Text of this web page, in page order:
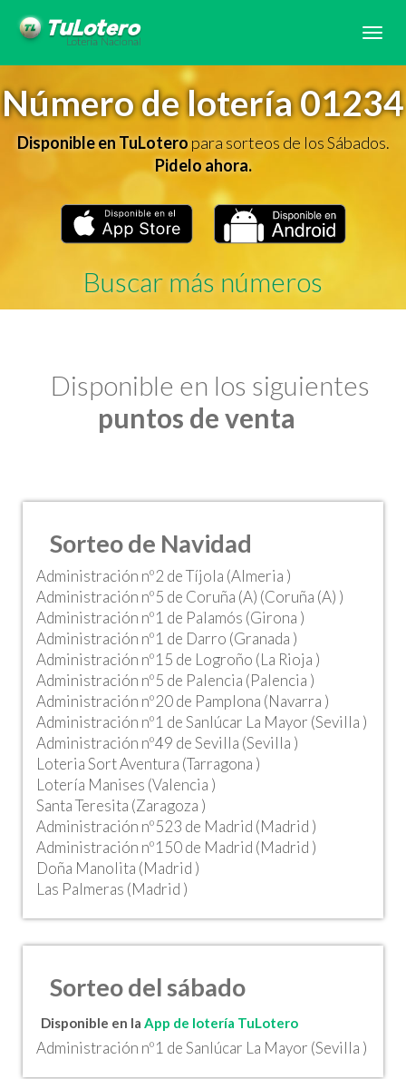
Número de lotería 01234
Disponible en TuLoteropara sorteos de los Sábados.
Pidelo ahora.
Buscar más números
Disponible en los siguientes
puntos de venta
Sorteo de Navidad
Administración nº2 de Tíjola (Almeria )
Administración nº5 de Coruña (A) (Coruña (A) )
Administración nº1 de Palamós (Girona )
Administración nº1 de Darro (Granada )
Administración nº15 de Logroño (La Rioja )
Administración nº5 de Palencia (Palencia )
Administración nº20 de Pamplona (Navarra )
Administración nº1 de Sanlúcar La Mayor (Sevilla )
Administración nº49 de Sevilla (Sevilla )
Loteria Sort Aventura (Tarragona )
Lotería Manises (Valencia )
Santa Teresita (Zaragoza )
Administración nº523 de Madrid (Madrid )
Administración nº150 de Madrid (Madrid )
Doña Manolita (Madrid )
Las Palmeras (Madrid )
Sorteo del sábado
Disponible en la App de lotería TuLotero
Administración nº1 de Sanlúcar La Mayor (Sevilla )